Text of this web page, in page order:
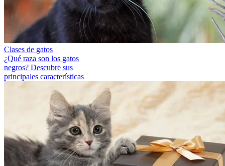
Clases de gatos
¿Qué raza son los gatos
negros? Descubre sus
principales características